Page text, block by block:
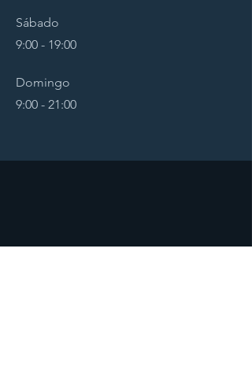
Sábado
9:00 - 19:00
Domingo
9:00 - 21:00